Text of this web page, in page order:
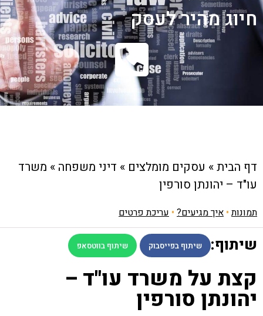
חיוג מהיר לעסק
דף הבית» עסקים מומלצים » דיני משפחה » משרד
עו"ד – יהונתן סורפין
תמונות• איך מגיעים? • עריכת פרטים
שיתוף: שיתוף בפייסבוק שיתוף בווטסאפ
קצת על משרד עו"ד –
יהונתן סורפין